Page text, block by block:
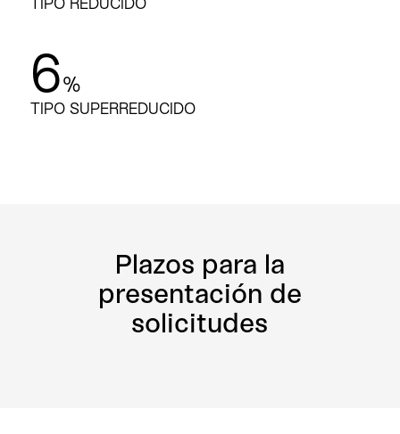
6%
TIPO SUPERREDUCIDO
Plazos para la
presentación de
solicitudes